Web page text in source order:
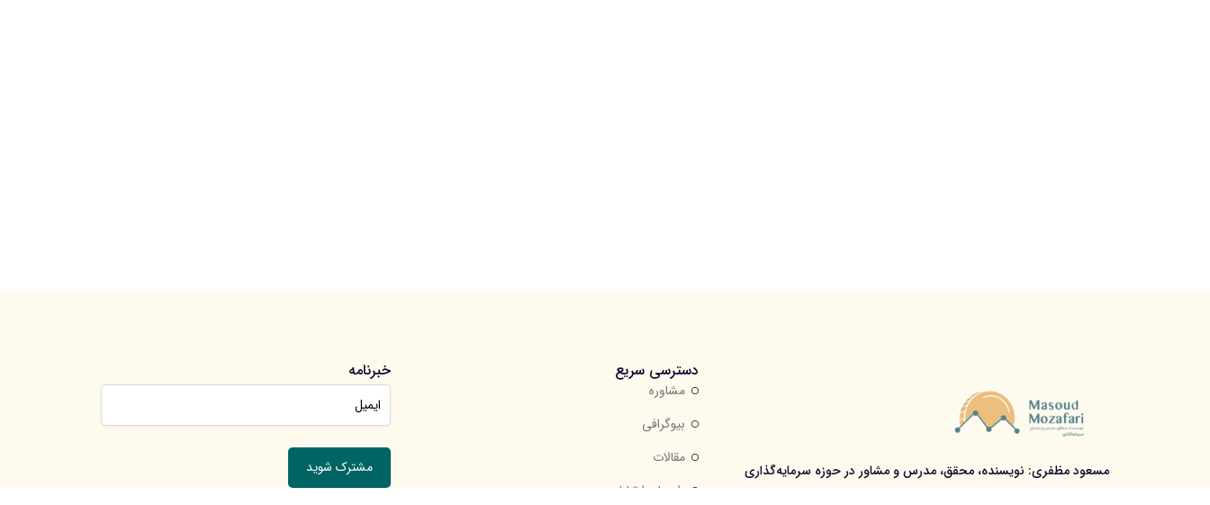
مسعود مظفری: نویسنده، محقق، مدرس و مشاور در حوزه سرمایه‌گذاری
دسترسی سریع
مشاوره
بیوگرافی
مقالات
راه های ارتباطی
خبرنامه
جهت عضویت در خبرنامه ایمیل خود را وارد کنید.